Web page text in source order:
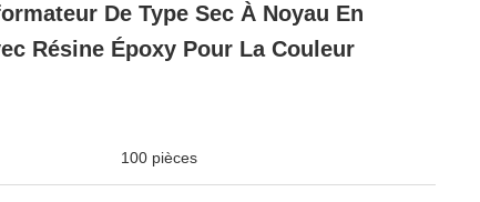
De Type Sec À Noyau En
Résine Époxy Pour La Couleur
100 pièces